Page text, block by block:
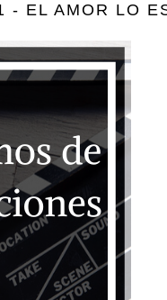
- EL AMOR LO